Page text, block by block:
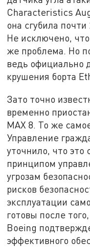
Characteristics
она сгубила
Не исключено,
же проблема. Но
ведь официально
крушения борта
Зато точно
временно
MАХ 8. То же
Управление
уточнило, что это
принципом
угрозам
рисков
эксплуатации
готовы после
Boeing
эффективного